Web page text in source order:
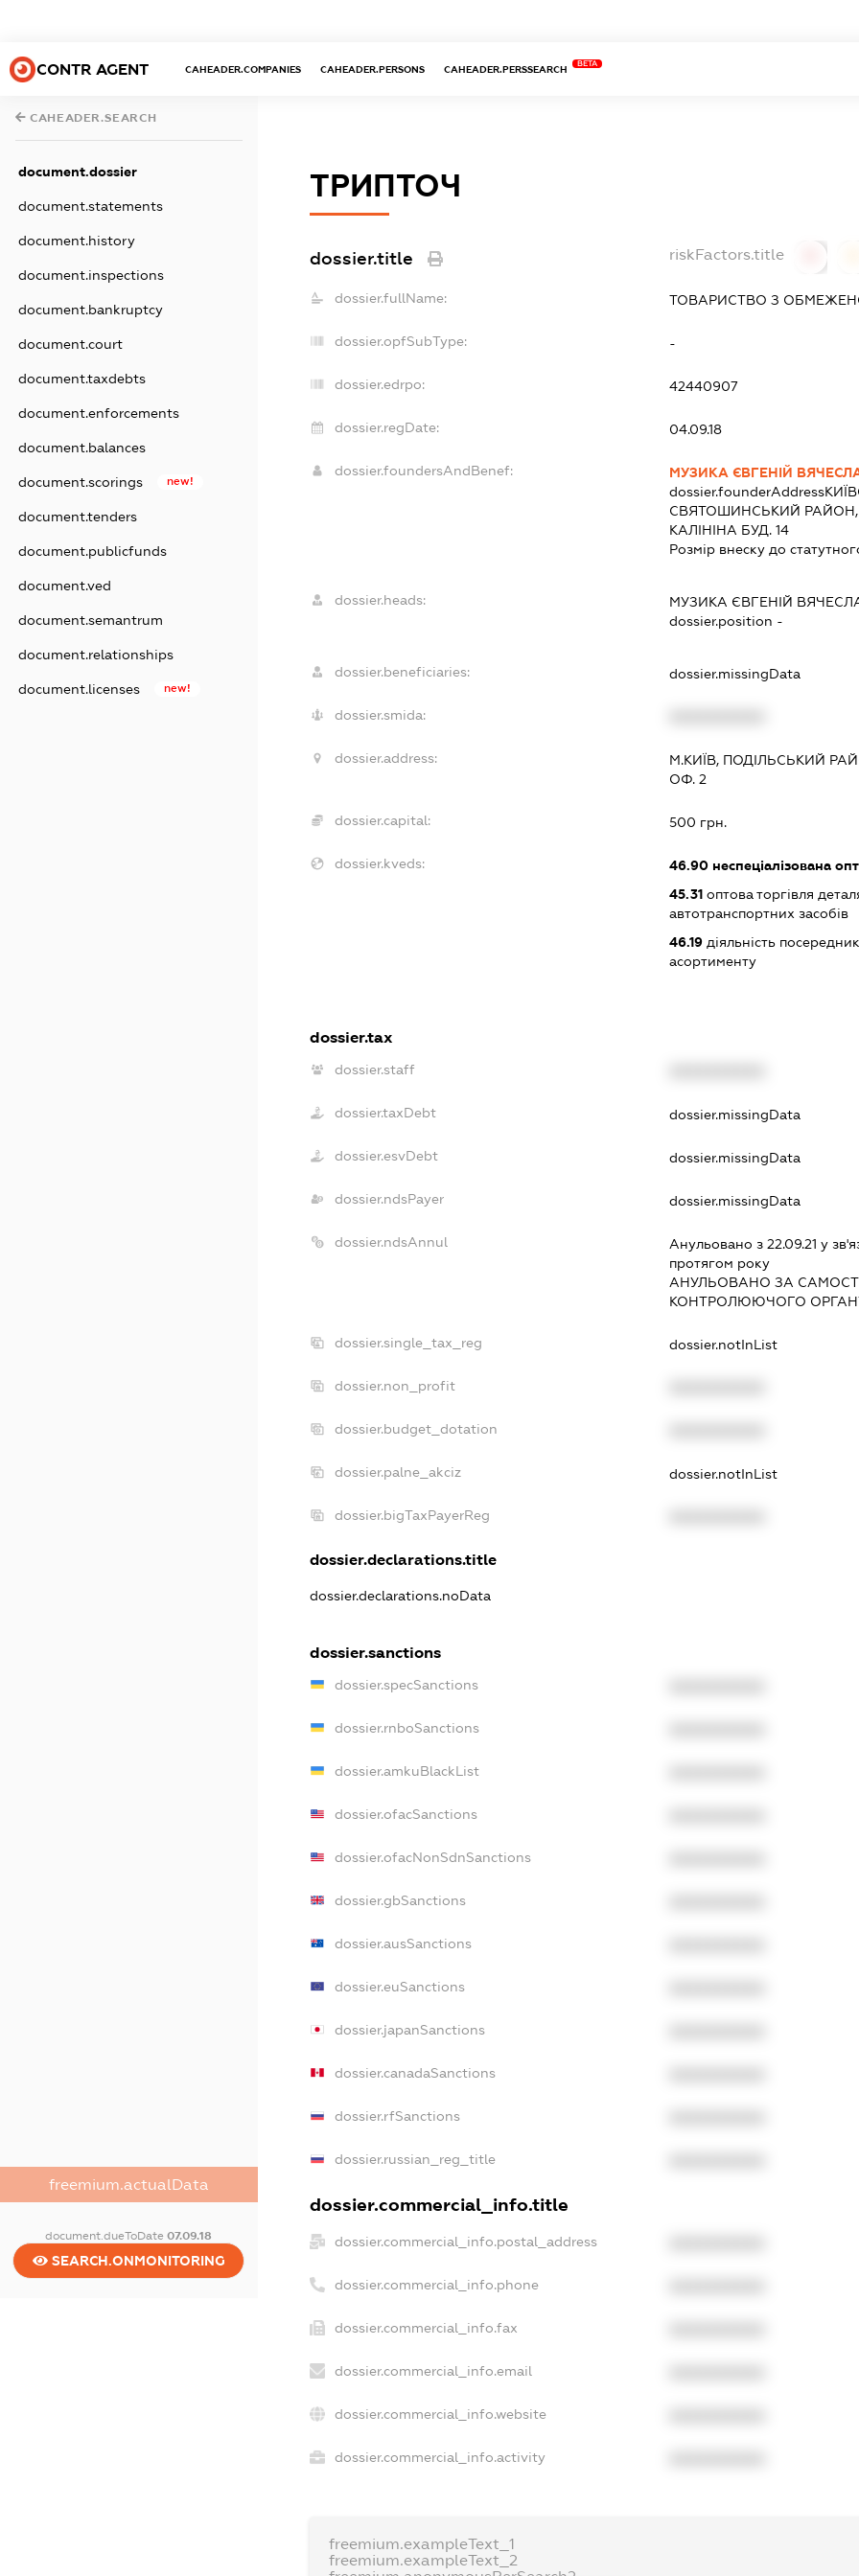
CONTR AGENT CAHEADER.COMPANIES CAHEADER.PERSONS CAHEADER.PERSSEARCH
BETA
CAHEADER.SEARCH
document.dossier
document.statements
document.history
document.inspections
document.bankruptcy
document.court
document.taxdebts
document.enforcements
document.balances
document.scorings new!
document.tenders
document.publicfunds
document.ved
document.semantrum
document.relationships
document.licenses new!
freemium.actualData
document.dueToDate07.09.18
SEARCH.ONMONITORING
ТРИПТОЧ
dossier.title riskFactors.title
dossier.fullName: ТОВАРИСТВО З
dossier.opfSubType: -
dossier.edrpo: 42440907
dossier.regDate: 04.09.18
dossier.foundersAndBenef:
МУЗИКА ЄВГЕНІЙ
dossier.founderAddress
СВЯТОШИНСЬКИЙ
КАЛІНІНА БУД. 14
Розмір внеску до
dossier.heads:
МУЗИКА ЄВГЕНІЙ
dossier.position -
dossier.beneficiaries: dossier.missingData
dossier.smida:
dossier.address:
М.КИЇВ, ПОДІЛЬСЬКИЙ
ОФ. 2
dossier.capital: 500 грн.
dossier.kveds: 46.90неспеціалізована
45.31оптова торгівля
автотранспортних засобів
46.19діяльність
асортименту
dossier.tax
dossier.staff
dossier.taxDebt dossier.missingData
dossier.esvDebt dossier.missingData
dossier.ndsPayer dossier.missingData
dossier.ndsAnnul
Анульовано з 22.09.21 у
протягом року
АНУЛЬОВАНО ЗА
КОНТРОЛЮЮЧОГО
dossier.single_tax_reg dossier.notInList
dossier.non_profit
dossier.budget_dotation
dossier.palne_akciz dossier.notInList
dossier.bigTaxPayerReg
dossier.declarations.title
dossier.declarations.noData
dossier.sanctions
dossier.specSanctions
dossier.rnboSanctions
dossier.amkuBlackList
dossier.ofacSanctions
dossier.ofacNonSdnSanctions
dossier.gbSanctions
dossier.ausSanctions
dossier.euSanctions
dossier.japanSanctions
dossier.canadaSanctions
dossier.rfSanctions
dossier.russian_reg_title
dossier.commercial_info.title
dossier.commercial_info.postal_address
dossier.commercial_info.phone
dossier.commercial_info.fax
dossier.commercial_info.email
dossier.commercial_info.website
dossier.commercial_info.activity
freemium.exampleText_1
freemium.exampleText_2